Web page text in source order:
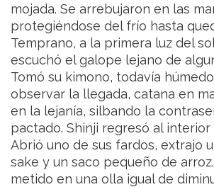
mojada. Se arrebujaron en las
protegiéndose del frío hasta
Temprano, a la primera luz del
escuchó el galope lejano de
Tomó su kimono, todavía
observar la llegada, catana en
en la lejanía, silbando la
pactado. Shinji regresó al interior
Abrió uno de sus fardos, extrajo
sake y un saco pequeño de
metido en una olla igual de